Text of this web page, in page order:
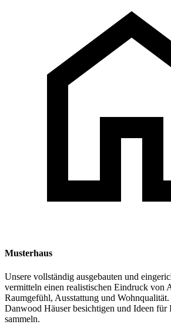
Musterhaus
Unsere vollständig ausgebauten und
vermitteln einen realistischen Eindruck von
Raumgefühl, Ausstattung und
Danwood Häuser besichtigen und Ideen für
sammeln.